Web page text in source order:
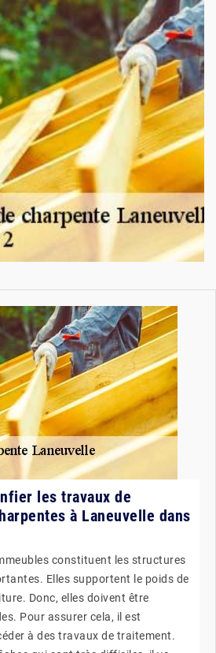
les travaux de
à Laneuvelle dans
constituent les structures
Elles supportent le poids de
Donc, elles doivent être
Pour assurer cela, il est
à des travaux de traitement.